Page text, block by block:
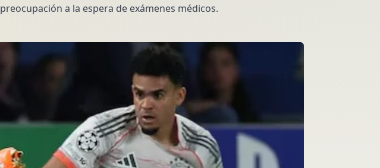
a la espera de exámenes médicos.